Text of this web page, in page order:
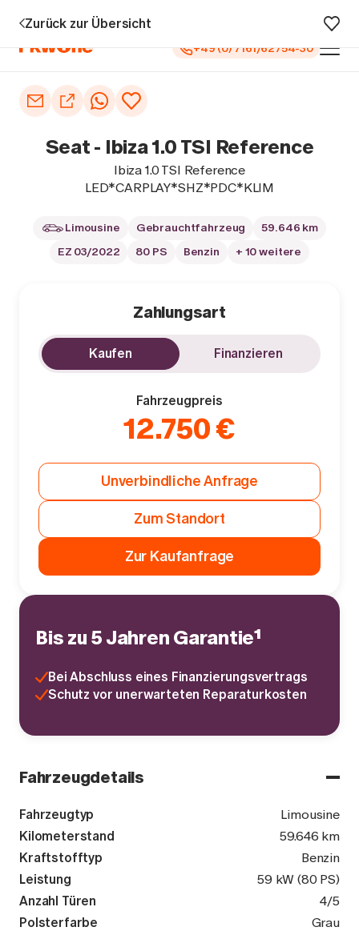
+49 (0) 7161/62754-30
Auto kaufen
Autoankauf
Zurück zur Übersicht
Fahrzeugdetails
Fahrzeugtyp
Limousine
Kilometerstand
59.646 km
Kraftstofftyp
Benzin
Leistung
59 kW (80 PS)
Anzahl Türen
4/5
Polsterfarbe
Grau
Seat - Ibiza 1.0 TSI Reference
Ibiza 1.0 TSI Reference
LED*CARPLAY*SHZ*PDC*KLIM
Limousine Gebrauchtfahrzeug
59.646 km
EZ 03/2022
80 PS Benzin + 10 weitere
Zahlungsart
Kaufen Finanzieren
Fahrzeugpreis
12.750 €
Unverbindliche Anfrage
Zum Standort
Zur Kaufanfrage
Bis zu 5 Jahren Garantie¹
Bei Abschluss eines Finanzierungsvertrags
Schutz vor unerwarteten Reparaturkosten